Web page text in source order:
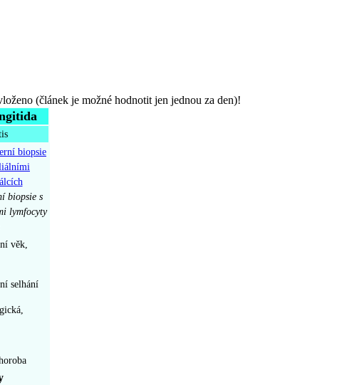
(článek je možné hodnotit jen jednou za den)!
biopsie s
lymfocyty
věk,
selhání